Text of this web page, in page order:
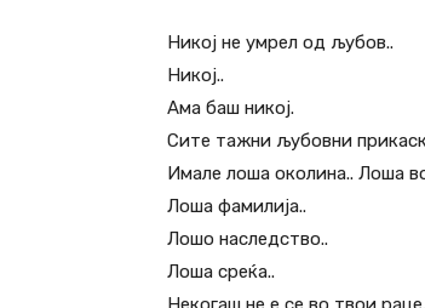
Никој не умрел од љубов..
Никој..
Ама баш никој.
Сите тажни љубовни
Имале лоша околина.. Лоша
Лоша фамилија..
Лошо наследство..
Лоша среќа..